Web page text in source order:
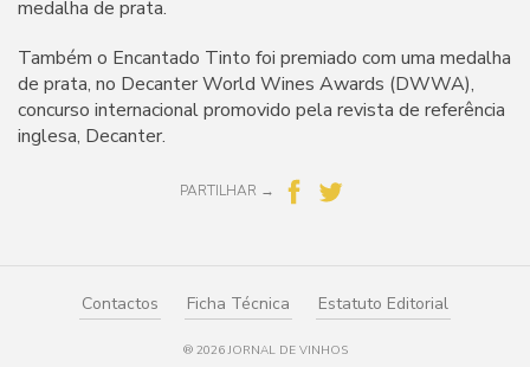
medalha de prata.
Também o Encantado Tinto foi premiado com uma medalha
de prata, no Decanter World Wines Awards (DWWA),
concurso internacional promovido pela revista de referência
inglesa, Decanter.
PARTILHAR →
Contactos Ficha Técnica Estatuto Editorial
® 2026 JORNAL DE VINHOS